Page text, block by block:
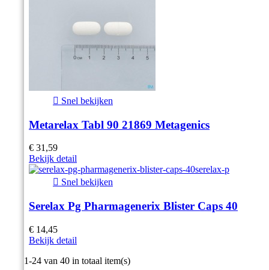
 Snel bekijken
Metarelax Tabl 90 21869 Metagenics
€ 31,59
Bekijk detail
 Snel bekijken
Serelax Pg Pharmagenerix Blister Caps 40
€ 14,45
Bekijk detail
Item 1-24 van 40 in totaal item(s)